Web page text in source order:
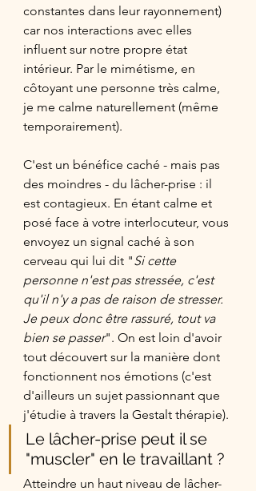
constantes dans leur rayonnement)
car nos interactions avec elles
influent sur notre propre état
intérieur. Par le mimétisme, en
côtoyant une personne très calme,
je me calme naturellement (même
temporairement).
C'est un bénéfice caché - mais pas
des moindres - du lâcher-prise : il
est contagieux. En étant calme et
posé face à votre interlocuteur, vous
envoyez un signal caché à son
cerveau qui lui dit "Si cette
personne n'est pas stressée, c'est
qu'il n'y a pas de raison de stresser.
Je peux donc être rassuré, tout va
bien se passer". On est loin d'avoir
tout découvert sur la manière dont
fonctionnent nos émotions (c'est
d'ailleurs un sujet passionnant que
j'étudie à travers la Gestalt thérapie).
Le lâcher-prise peut il se
"muscler" en le travaillant ?
Atteindre un haut niveau de lâcher-